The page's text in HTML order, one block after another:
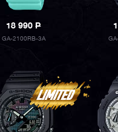
18 990P
GA-2100RB-3A